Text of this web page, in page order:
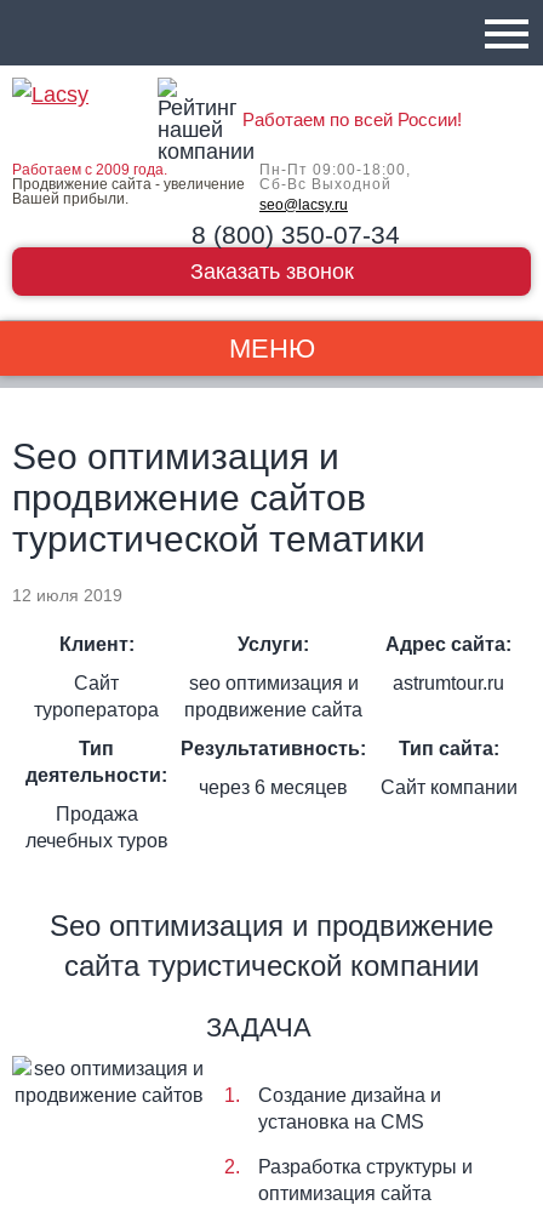
Работаем по всей России!
Работаем с 2009 года.
Продвижение сайта - увеличение
Вашей прибыли.
Пн-Пт 09:00-18:00,
Сб-Вс Выходной
seo@lacsy.ru
8 (800) 350-07-34
Заказать звонок
МЕНЮ
Seo оптимизация и
продвижение сайтов
туристической тематики
12 июля 2019
Клиент:
Сайт
туроператора
Услуги:
seo оптимизация и
продвижение сайта
Адрес сайта:
astrumtour.ru
Тип
деятельности:
Продажа
лечебных туров
Результативность:
через 6 месяцев
Тип сайта:
Сайт компании
Seo оптимизация и продвижение
сайта туристической компании
ЗАДАЧА
Создание дизайна и
установка на CMS
Разработка структуры и
оптимизация сайта